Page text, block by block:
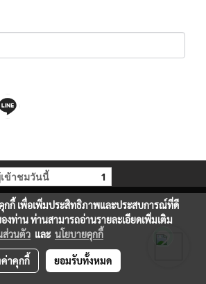
ข้าชมวันนี้ 1
กกี้ เพื่อเพิ่มประสิทธิภาพและประสบการณ์ที่ดี
องท่าน ท่านสามารถอ่านรายละเอียดเพิ่มเติม
ส่วนตัว และ นโยบายคุกกี้
าคุกกี้ ยอมรับทั้งหมด